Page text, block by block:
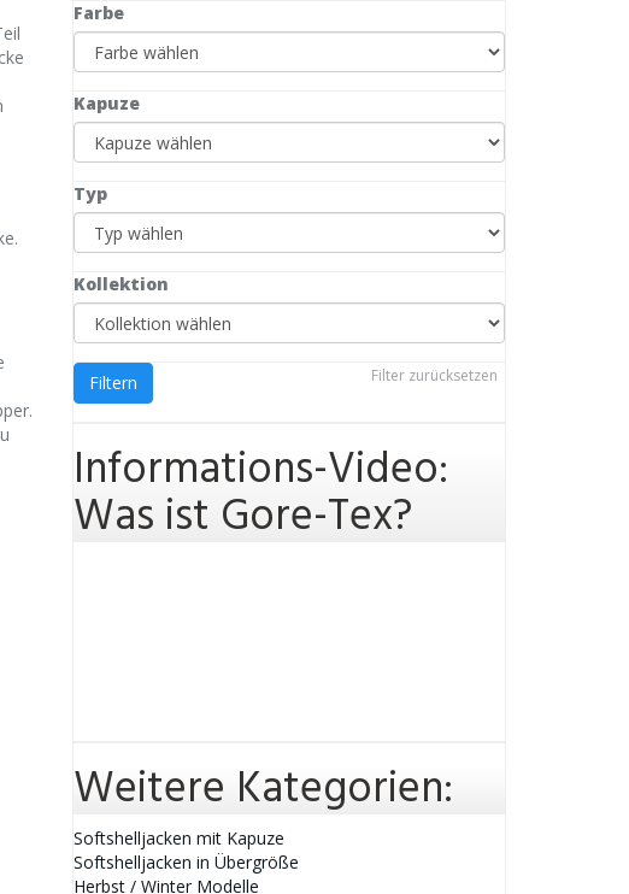
Farbe
Kapuze
Typ
Kollektion
Filter zurücksetzen
Filtern
Informations-Video:
Was ist Gore-Tex?
Weitere Kategorien:
Softshelljacken mit Kapuze
Softshelljacken in Übergröße
Herbst / Winter Modelle